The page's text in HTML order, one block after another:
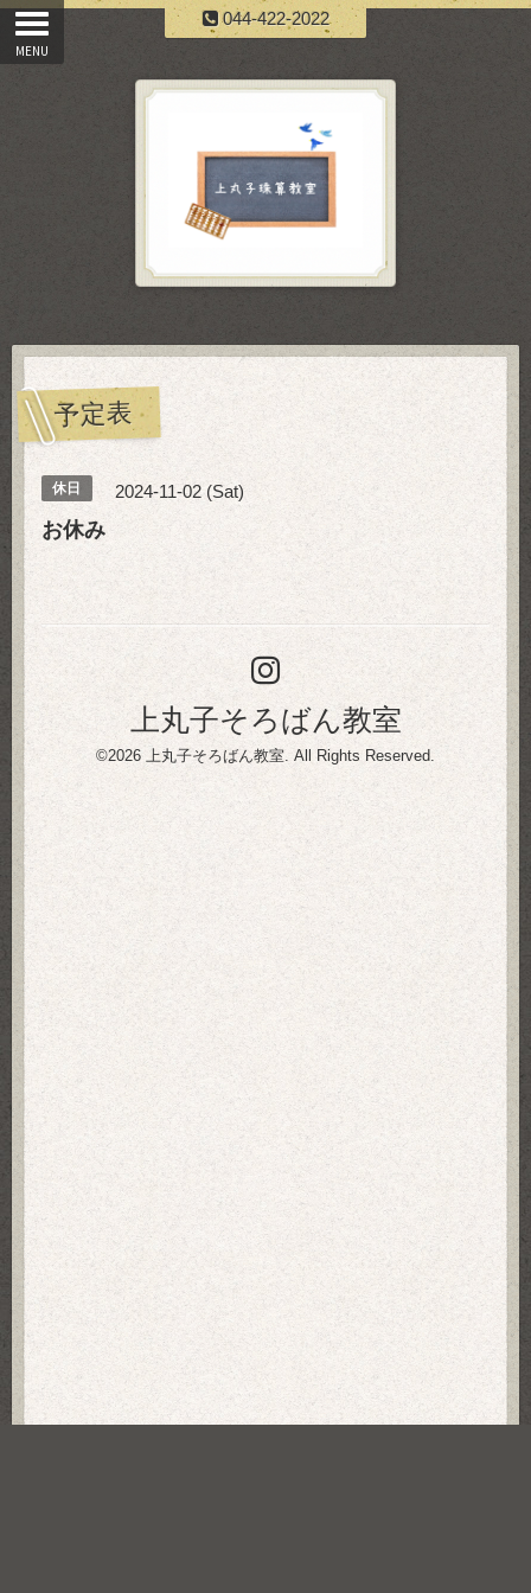
044-422-2022
予定表
休日 2024-11-02 (Sat)
お休み
上丸子そろばん教室
©2026 上丸子そろばん教室 . All Rights Reserved.